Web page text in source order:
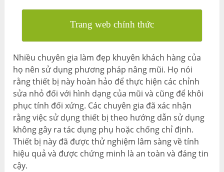
Trang web chính thức
Nhiều chuyên gia làm đẹp khuyên khách hàng của
họ nên sử dụng phương pháp nâng mũi. Họ nói
rằng thiết bị này hoàn hảo để thực hiện các chỉnh
sửa nhỏ đối với hình dạng của mũi và cũng để khôi
phục tính đối xứng. Các chuyên gia đã xác nhận
rằng việc sử dụng thiết bị theo hướng dẫn sử dụng
không gây ra tác dụng phụ hoặc chống chỉ định.
Thiết bị này đã được thử nghiệm lâm sàng về tính
hiệu quả và được chứng minh là an toàn và đáng tin
cậy.